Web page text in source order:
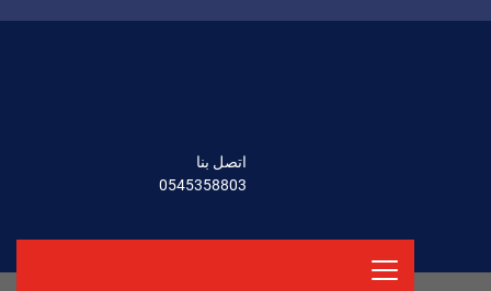
اتصل بنا
0545358803